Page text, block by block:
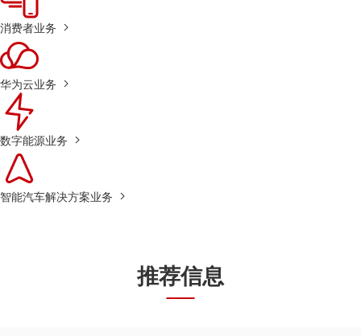
消费者业务
华为云业务
数字能源业务
智能汽车解决方案业务
推荐信息